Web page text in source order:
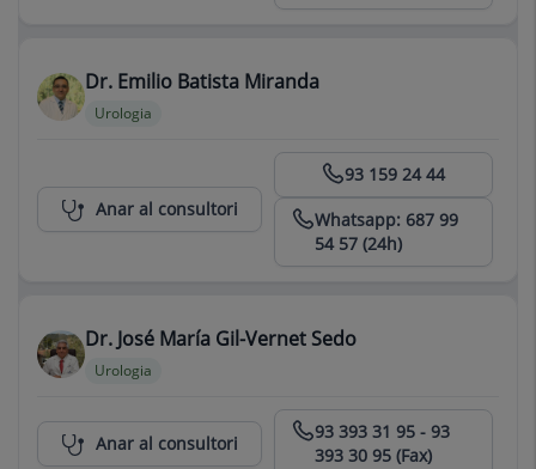
Dr. Emilio Batista Miranda
Urologia
93 159 24 44
Whatsapp: 687 99
54 57 (24h)
Anar al consultori
Dr. José María Gil-Vernet Sedo
Urologia
Centro Médico Teknon
93 393 31 95 - 93
393 30 95 (Fax)
Anar al consultori